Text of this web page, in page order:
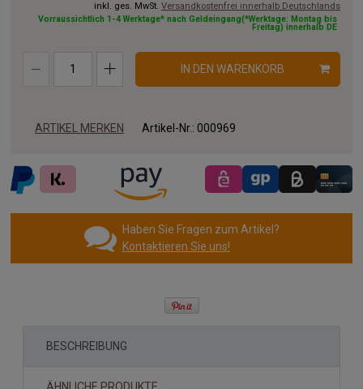
inkl. ges. MwSt. Versandkostenfrei innerhalb Deutschlands
Vorraussichtlich 1-4 Werktage* nach Geldeingang(*Werktage: Montag bis
Freitag) innerhalb DE
IN DEN WARENKORB
ARTIKEL MERKEN Artikel-Nr.: 000969
Haben Sie Fragen zum Artikel?
Kontaktieren Sie uns!
BESCHREIBUNG